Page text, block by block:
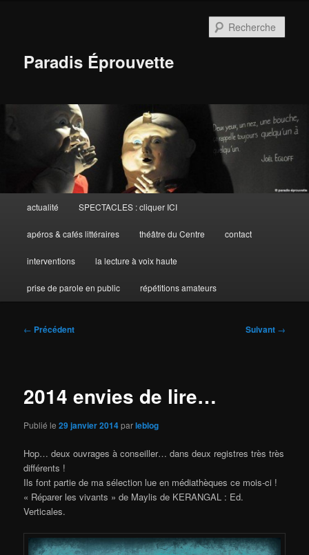
Paradis Éprouvette
principal
actualité SPECTACLES : cliquer ICI
apéros & cafés littéraires théâtre du Centre contact
interventions la lecture à voix haute
prise de parole en public répétitions amateurs
Navigation
← Précédent Suivant →
2014 envies de lire…
Publié le29 janvier 2014parleblog
Hop… deux ouvrages à conseiller… dans deux registres très très
différents !
Ils font partie de ma sélection lue en médiathèques ce mois-ci !
« Réparer les vivants » de Maylis de KERANGAL : Ed.
Verticales.